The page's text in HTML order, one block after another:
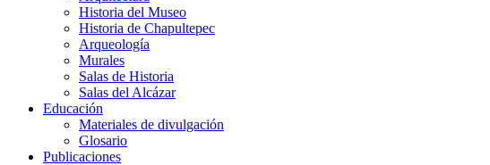
Historia del Museo
Historia de Chapultepec
Arqueología
Murales
Salas de Historia
Salas del Alcázar
Educación
Materiales de divulgación
Glosario
Publicaciones